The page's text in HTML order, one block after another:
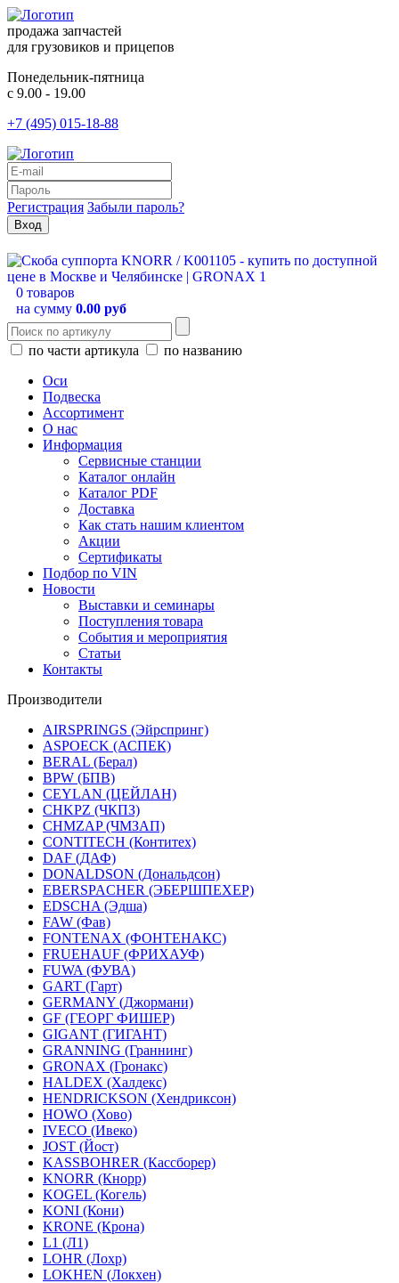
продажа запчастей
для грузовиков и прицепов
Понедельник-пятница
с 9.00 - 19.00
+7 (495) 015-18-88
Регистрация Забыли пароль?
0 товаров
на сумму 0.00 руб
по части артикула
по названию
Оси
Подвеска
Ассортимент
О нас
Информация
Сервисные станции
Каталог онлайн
Каталог PDF
Доставка
Как стать нашим клиентом
Акции
Сертификаты
Подбор по VIN
Новости
Выставки и семинары
Поступления товара
События и мероприятия
Статьи
Контакты
Производители
AIRSPRINGS (Эйрспринг)
ASPOECK (АСПЕК)
BERAL (Берал)
BPW (БПВ)
CEYLAN (ЦЕЙЛАН)
CHKPZ (ЧКПЗ)
CHMZAP (ЧМЗАП)
CONTITECH (Контитех)
DAF (ДАФ)
DONALDSON (Дональдсон)
EBERSPACHER (ЭБЕРШПЕХЕР)
EDSCHA (Эдша)
FAW (Фав)
FONTENAX (ФОНТЕНАКС)
FRUEHAUF (ФРИХАУФ)
FUWA (ФУВА)
GART (Гарт)
GERMANY (Джормани)
GF (ГЕОРГ ФИШЕР)
GIGANT (ГИГАНТ)
GRANNING (Граннинг)
GRONAX (Гронакс)
HALDEX (Халдекс)
HENDRICKSON (Хендриксон)
HOWO (Хово)
IVECO (Ивеко)
JOST (Йост)
KASSBOHRER (Касcборер)
KNORR (Кнорр)
KOGEL (Когель)
KONI (Кони)
KRONE (Крона)
L1 (Л1)
LOHR (Лохр)
LOKHEN (Локхен)